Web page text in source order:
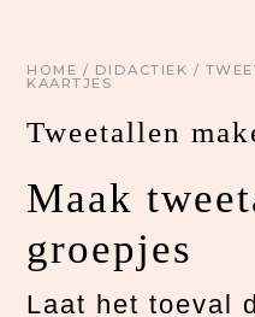
HOME / DIDACTIEK /
KAARTJES
Tweetallen
Maak
groepjes
Laat het toeval